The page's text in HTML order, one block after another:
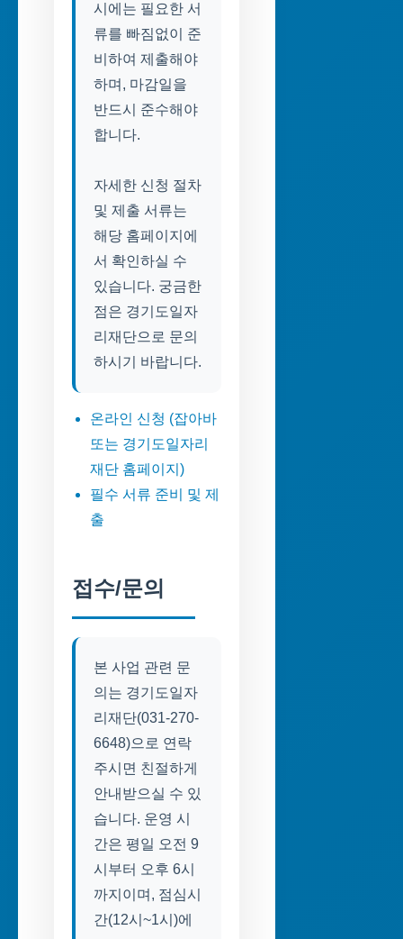
시에는 필요한 서
류를 빠짐없이 준
비하여 제출해야
하며, 마감일을
반드시 준수해야
합니다.
자세한 신청 절차
및 제출 서류는
해당 홈페이지에
서 확인하실 수
있습니다. 궁금한
점은 경기도일자
리재단으로 문의
하시기 바랍니다.
온라인 신청 (잡아바
또는 경기도일자리
재단 홈페이지)
필수 서류 준비 및 제
출
접수/문의
본 사업 관련 문
의는 경기도일자
리재단(031-270-
6648)으로 연락
주시면 친절하게
안내받으실 수 있
습니다. 운영 시
간은 평일 오전 9
시부터 오후 6시
까지이며, 점심시
간(12시~1시)에